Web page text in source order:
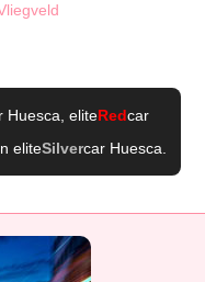
Huesca , eliteRedcar
eliteSilvercar Huesca